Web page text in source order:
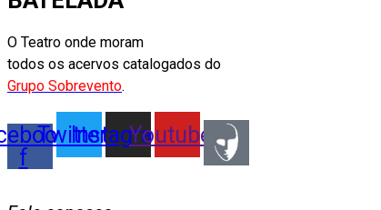
O Teatro onde moram
todos os acervos catalogados do
Grupo Sobrevento.
f
TwitterInstagram
Youtube